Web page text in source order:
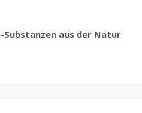
aus der Natur